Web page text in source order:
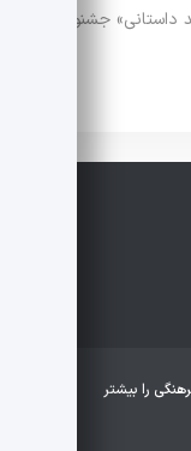
جشنواره
را بیشتر